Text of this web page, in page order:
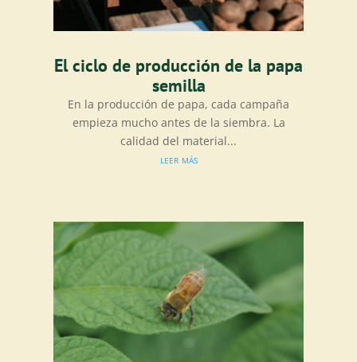
El ciclo de producción de la papa
semilla
En la producción de papa, cada campaña
empieza mucho antes de la siembra. La
calidad del material...
leer más